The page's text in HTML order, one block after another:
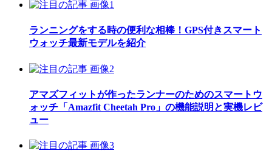
ランニングをする時の便利な相棒！GPS付きスマート
ウォッチ最新モデルを紹介
アマズフィットが作ったランナーのためのスマートウ
ォッチ「Amazfit Cheetah Pro」の機能説明と実機レビ
ュー